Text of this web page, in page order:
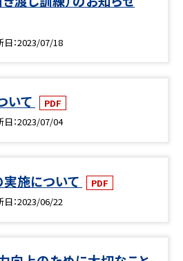
日 2023/07/18
いて
PDF
日 2023/07/04
施について
PDF
日 2023/06/22